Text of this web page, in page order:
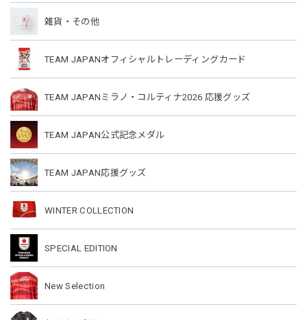
雑貨・その他
TEAM JAPANオフィシャルトレーディングカード
TEAM JAPANミラノ・コルティナ2026 応援グッズ
TEAM JAPAN公式記念メダル
TEAM JAPAN応援グッズ
WINTER COLLECTION
SPECIAL EDITION
New Selection